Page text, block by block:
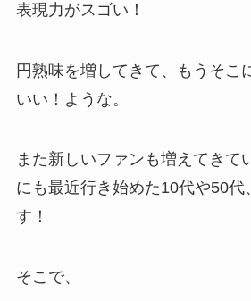
表現力がスゴい！
円熟味を増してきて、もうそこ
いい！ような。
また新しいファンも増えてきて
にも最近行き始めた10代や50代
す！
そこで、